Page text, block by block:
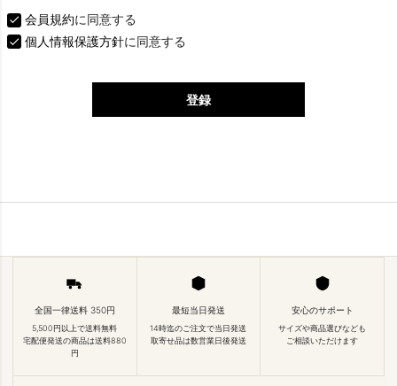
会員規約に同意する
個人情報保護方針に同意する
登録
全国一律送料 350円
5,500円以上で送料無料
宅配便発送の商品は送料880
円
最短当日発送
14時迄のご注文で当日発送
取寄せ品は数営業日後発送
安心のサポート
サイズや商品選びなども
ご相談いただけます